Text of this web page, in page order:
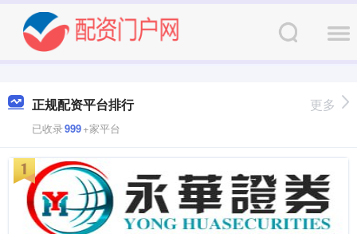
正规配资平台排行
已收录999+家平台
更多